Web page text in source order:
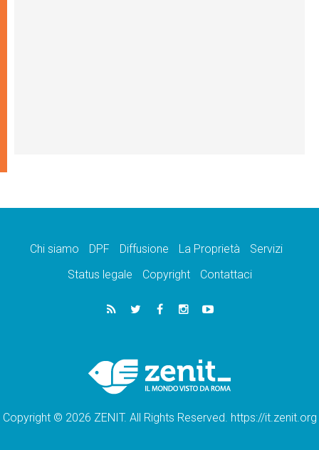
Chi siamo DPF Diffusione La Proprietà
Servizi
Status legale
Copyright Contattaci
Copyright © 2026 ZENIT. All Rights Reserved. https://it.zenit.org